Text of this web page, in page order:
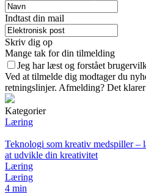
Indtast din mail
Skriv dig op
Mange tak for din tilmelding
Jeg har læst og forstået
Ved at tilmelde dig modtager du
retningslinjer. Afmelding? Det
Kategorier
Læring
Teknologi som kreativ medspiller
at udvikle din kreativitet
Læring
Læring
4 min